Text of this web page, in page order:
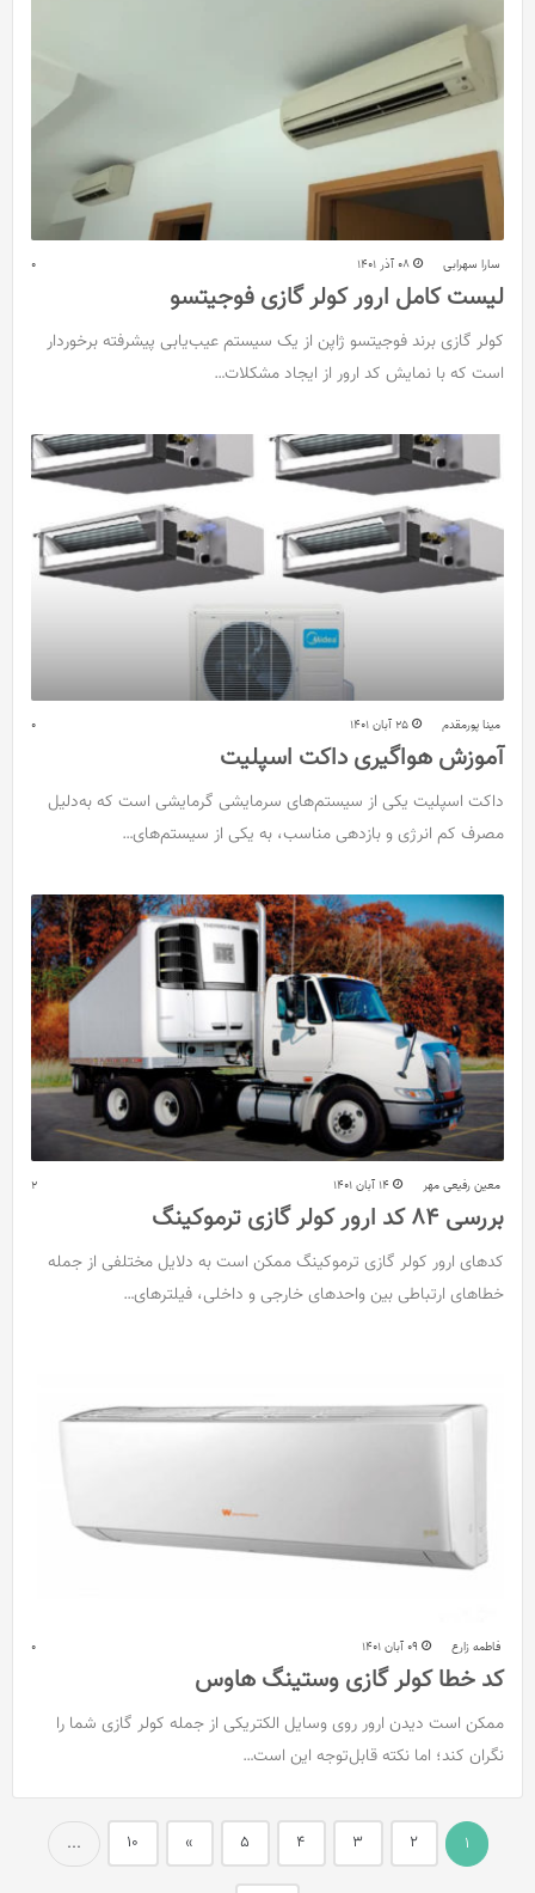
سارا سهرابی 08 آذر 1401 0
لیست کامل ارور کولر گازی فوجیتسو
کولر گازی برند فوجیتسو ژاپن از یک سیستم عیب‌‌یابی پیشرفته برخوردار
است که با نمایش کد ارور از ایجاد مشکلات…
مینا پورمقدم 25 آبان 1401 0
آموزش هواگیری داکت اسپلیت
داکت اسپلیت یکی از سیستم‌های سرمایشی گرمایشی است که به‌دلیل
مصرف کم انرژی و بازدهی مناسب، به یکی از سیستم‌های…
معین رفیعی مهر 14 آبان 1401 2
بررسی 84 کد ارور کولر گازی ترموکینگ
کدهای ارور کولر گازی ترموکینگ ممکن است به‌ دلایل مختلفی از جمله
خطاهای ارتباطی بین واحدهای خارجی و داخلی، فیلترهای…
فاطمه زارع 09 آبان 1401 0
کد خطا کولر گازی وستینگ هاوس
ممکن است دیدن ارور روی وسایل الکتریکی از جمله کولر گازی شما را
نگران کند؛ اما نکته قابل‌توجه این است…
1
2
3
4
5
»
10
...